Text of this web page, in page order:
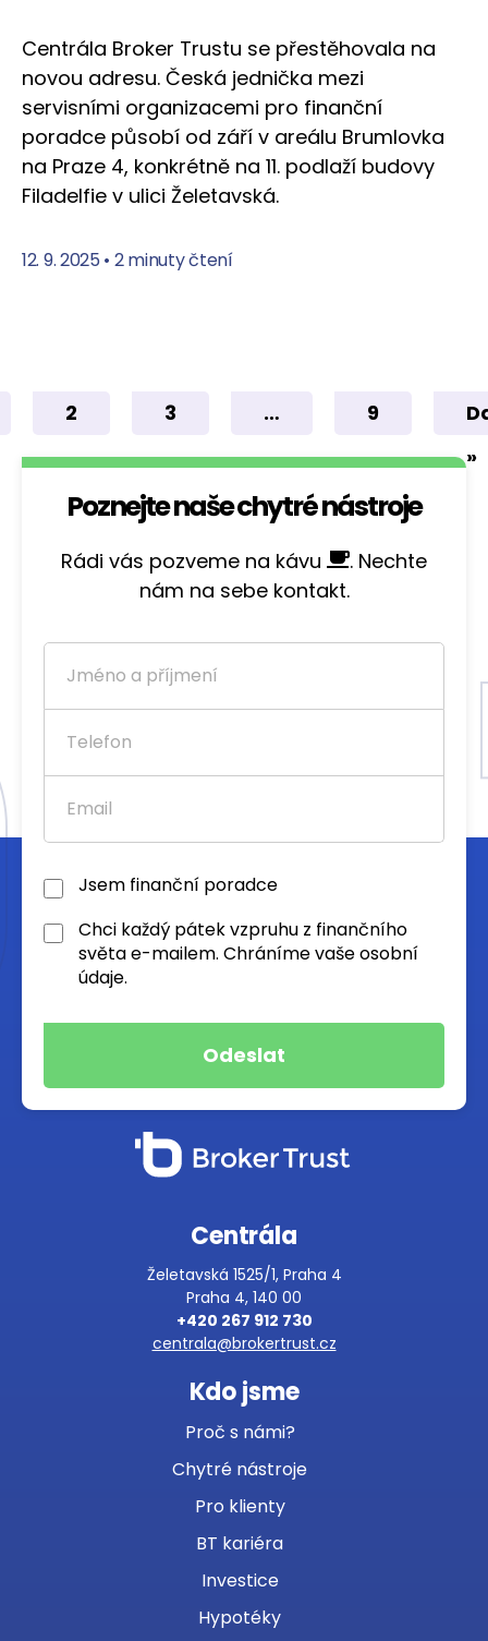
Centrála Broker Trustu se přestěhovala na
novou adresu. Česká jednička mezi
servisními organizacemi pro finanční
poradce působí od září v areálu Brumlovka
na Praze 4, konkrétně na 11. podlaží budovy
Filadelfie v ulici Želetavská.
12. 9. 2025 • 2 minuty čtení
2 3 … 9
»
Poznejte naše chytré nástroje
Rádi vás pozveme na kávu
. Nechte
nám na sebe kontakt.
Jsem finanční poradce
Chci každý pátek vzpruhu z finančního
světa e-mailem. Chráníme vaše osobní
údaje.
Centrála
Želetavská 1525/1, Praha 4
Praha 4, 140 00
+420 267 912 730
centrala@brokertrust.cz
Kdo jsme
Proč s námi?
Chytré nástroje
Pro klienty
BT kariéra
Investice
Hypotéky